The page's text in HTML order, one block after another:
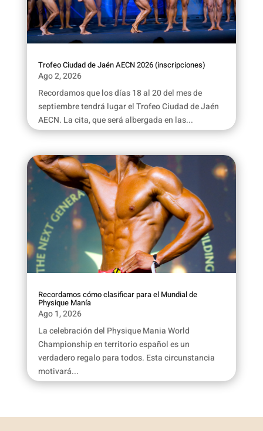
Trofeo Ciudad de Jaén AECN 2026 (inscripciones)
Ago 2, 2026
Recordamos que los días 18 al 20 del mes de
septiembre tendrá lugar el Trofeo Ciudad de Jaén
AECN. La cita, que será albergada en las...
Recordamos cómo clasificar para el Mundial de
Physique Manía
Ago 1, 2026
La celebración del Physique Mania World
Championship en territorio español es un
verdadero regalo para todos. Esta circunstancia
motivará...